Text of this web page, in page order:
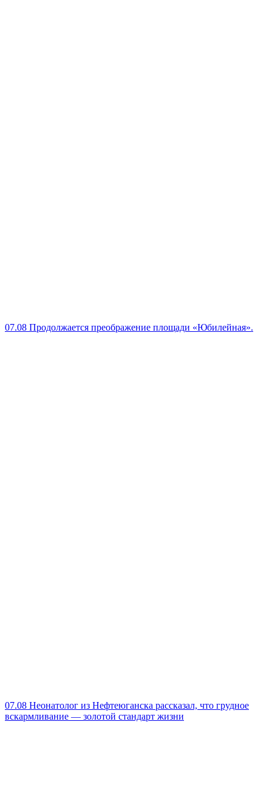
07.08 Продолжается преображение площади «Юбилейная».
07.08 Неонатолог из Нефтеюганска рассказал, что грудное
вскармливание — золотой стандарт жизни